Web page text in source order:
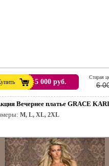
Вечернее платье GRACE
M, L, XL, 2XL
5 000 руб.
Cтарая
6